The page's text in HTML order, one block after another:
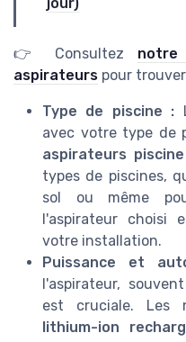
👉 Consultez notre
aspirateurs pour
Type de piscine :
avec votre type de
aspirateurs piscine
types de piscines,
sol ou même
l'aspirateur choisi
votre installation.
Puissance et
l'aspirateur,
est cruciale. Les
lithium-ion